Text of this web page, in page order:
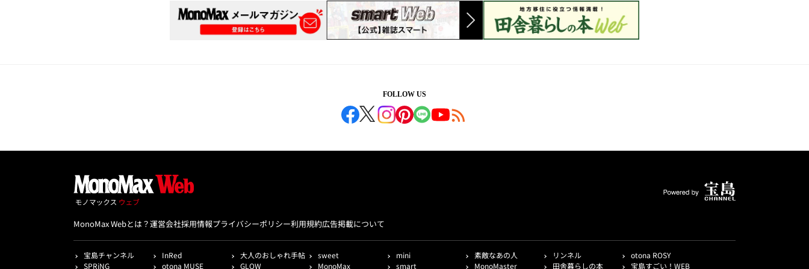
FOLLOW US
MonoMax Webとは？運営会社採用情報プライバシーポリシー利用規約広告掲載について
宝島チャンネル InRed 大人のおしゃれ手帖 sweet mini 素敵なあの人 リンネル
otona ROSY
SPRiNG
otona MUSE GLOW MonoMax smart MonoMaster 田舎暮らしの本 宝島すごい！WEB